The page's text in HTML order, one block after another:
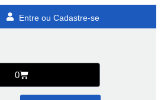
Entre ou Cadastre-se
0